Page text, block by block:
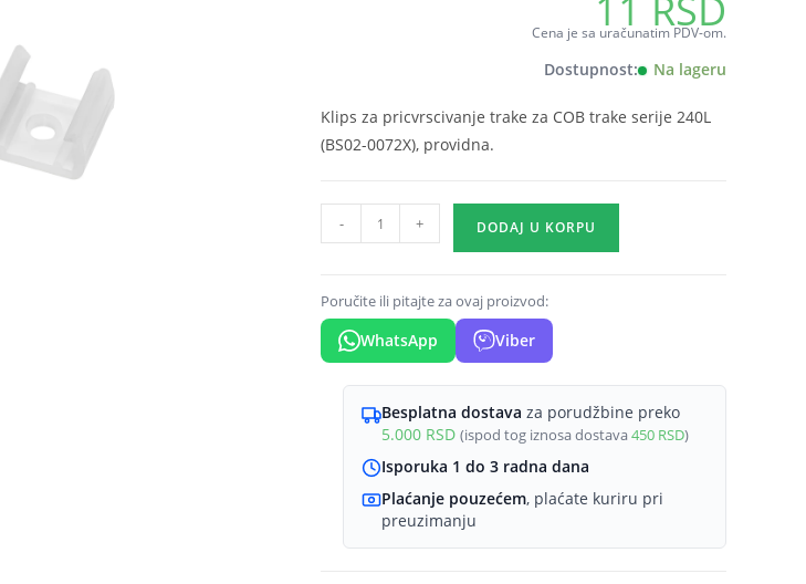
Cena je sa uračunatim PDV-om.
Dostupnost: Na lageru
Klips za pricvrscivanje trake za COB trake serije 240L
(BS02-0072X), providna.
CobLine
220V
240L
Braytron
količina
- + DODAJ U KORPU
Poručite ili pitajte za ovaj proizvod:
WhatsApp Viber
Besplatna dostava za porudžbine preko
5.000 RSD (ispod tog iznosa dostava450 RSD)
Isporuka 1 do 3 radna dana
Plaćanje pouzećem, plaćate kuriru pri
preuzimanju